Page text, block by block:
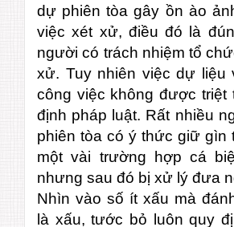
dự phiên tòa gây ồn ào
việc xét xử, điều đó là
người có trách nhiệm tổ
xử. Tuy nhiên việc dự liệu
công việc không được triệt
định pháp luật. Rất nhiều
phiên tòa có ý thức giữ gìn
một vài trường hợp cá
nhưng sau đó bị xử lý đưa
Nhìn vào số ít xấu mà
là xấu, tước bỏ luôn quy